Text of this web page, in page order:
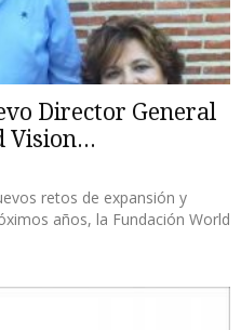
Director General
Vision...
retos de expansión y
años, la Fundación World